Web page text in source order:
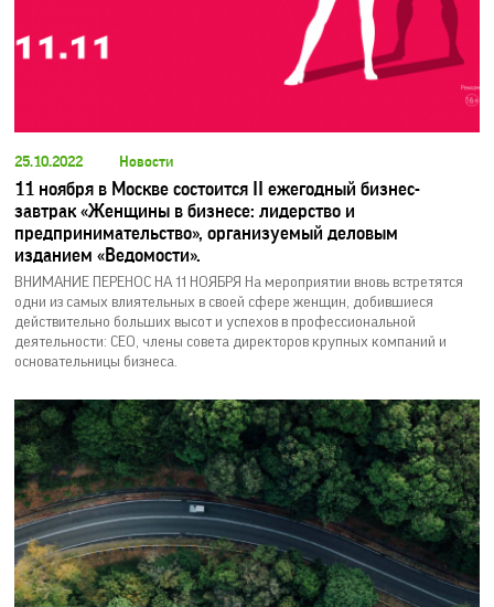
25.10.2022 Новости
11 ноября в Москве состоится II ежегодный бизнес-
завтрак «Женщины в бизнесе: лидерство и
предпринимательство», организуемый деловым
изданием «Ведомости».
ВНИМАНИЕ ПЕРЕНОС НА 11 НОЯБРЯ На мероприятии вновь встретятся
одни из самых влиятельных в своей сфере женщин, добившиеся
действительно больших высот и успехов в профессиональной
деятельности: СЕО, члены совета директоров крупных компаний и
основательницы бизнеса.